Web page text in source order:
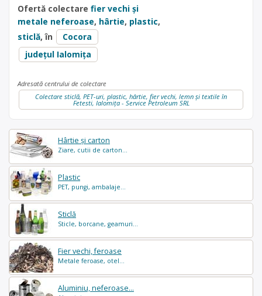
Hârtie și carton
Ziare, cutii de carton...
Plastic
PET, pungi, ambalaje...
Sticlă
Sticle, borcane, geamuri...
Fier vechi, feroase
Metale feroase, otel...
Aluminiu, neferoase...
Ofertă colectare fier vechi și
metale neferoase, hârtie, plastic,
sticlă, în
Cocora
județul Ialomița
Adresată centrului de colectare
Colectare sticlă, PET-uri, plastic, hârtie, fier vechi, lemn și textile în
Fetesti, Ialomița - Service Petroleum SRL